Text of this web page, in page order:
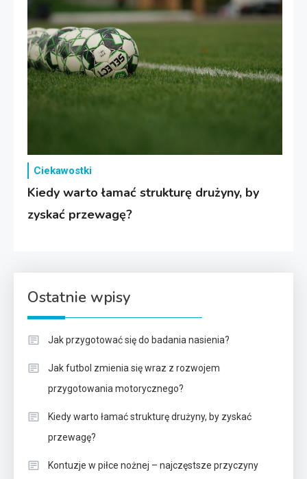
Ciekawostki
Kiedy warto łamać strukturę drużyny, by
zyskać przewagę?
Ostatnie wpisy
Jak przygotować się do badania nasienia?
Jak futbol zmienia się wraz z rozwojem
przygotowania motorycznego?
Kiedy warto łamać strukturę drużyny, by zyskać
przewagę?
Kontuzje w piłce nożnej – najczęstsze przyczyny